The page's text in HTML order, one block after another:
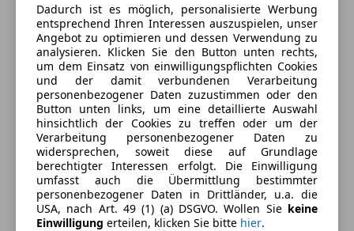
Energieverbrauch
Kraftstoff
Elektro
CO₂-Emissionen
0 g/km (komb.)
Dadurch ist es möglich, personalisierte Werbung
entsprechend Ihren Interessen auszuspielen, unser
Angebot zu optimieren und dessen Verwendung zu
analysieren. Klicken Sie den Button unten rechts,
um dem Einsatz von einwilligungspflichten Cookies
und der damit verbundenen Verarbeitung
personenbezogener Daten zuzustimmen oder den
Button unten links, um eine detaillierte Auswahl
hinsichtlich der Cookies zu treffen oder um der
Verarbeitung personenbezogener Daten zu
widersprechen, soweit diese auf Grundlage
berechtigter Interessen erfolgt. Die Einwilligung
umfasst auch die Übermittlung bestimmter
personenbezogener Daten in Drittländer, u.a. die
USA, nach Art. 49 (1) (a) DSGVO. Wollen Sie keine
Einwilligung erteilen, klicken Sie bitte hier.